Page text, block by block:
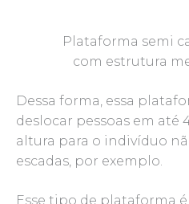
Plataforma semi
com estrutura
Dessa forma, essa
deslocar pessoas em até
altura para o indivíduo
escadas, por exemplo.
Esse tipo de plataforma